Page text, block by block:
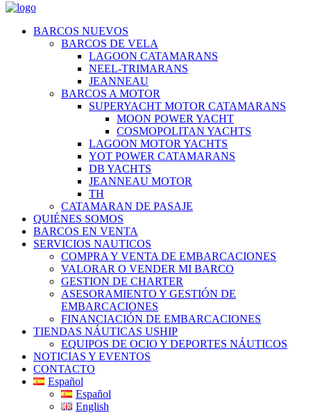
BARCOS NUEVOS
BARCOS DE VELA
LAGOON CATAMARANS
NEEL-TRIMARANS
JEANNEAU
BARCOS A MOTOR
SUPERYACHT MOTOR CATAMARANS
MOON POWER YACHT
COSMOPOLITAN YACHTS
LAGOON MOTOR YACHTS
YOT POWER CATAMARANS
DB YACHTS
JEANNEAU MOTOR
TH
CATAMARAN DE PASAJE
QUIÉNES SOMOS
BARCOS EN VENTA
SERVICIOS NAUTICOS
COMPRA Y VENTA DE EMBARCACIONES
VALORAR O VENDER MI BARCO
GESTION DE CHARTER
ASESORAMIENTO Y GESTIÓN DE
EMBARCACIONES
FINANCIACIÓN DE EMBARCACIONES
TIENDAS NÁUTICAS USHIP
EQUIPOS DE OCIO Y DEPORTES NÁUTICOS
NOTICIAS Y EVENTOS
CONTACTO
Español
Español
English